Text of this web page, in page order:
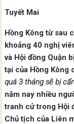
Tuyết Mai
Hồng Kông từ sau
khoảng 40 nghị
và Hội đồng Quận
tại của Hồng Kông
quá 3 tháng sẽ bị
năm nay nhiều
tranh cử trong Hội
Chủ tịch của Liên